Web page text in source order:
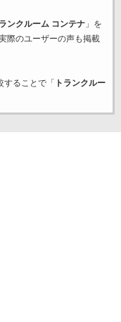
ランクルーム コンテナ」を
際のユーザーの声も掲載
することで「
トランクルー